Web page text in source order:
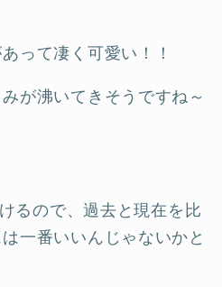
って凄く可愛い！！
が沸いてきそうですね～
るので、過去と現在を比
一番いいんじゃないかと